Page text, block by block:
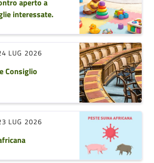
aperto a
interessate.
LUG 2026
Consiglio
LUG 2026